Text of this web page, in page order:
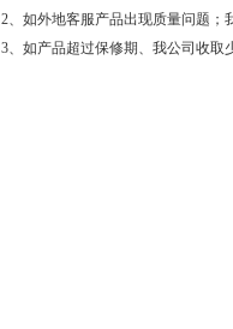
2、如外地客服产品出现质量问题；
3、如产品超过保修期、我公司收取